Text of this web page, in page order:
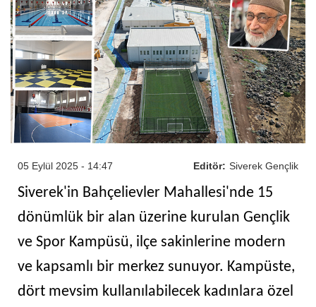
Editör: Siverek Gençlik
05 Eylül 2025 - 14:47
Siverek'in Bahçelievler Mahallesi'nde 15
dönümlük bir alan üzerine kurulan Gençlik
ve Spor Kampüsü, ilçe sakinlerine modern
ve kapsamlı bir merkez sunuyor. Kampüste,
dört mevsim kullanılabilecek kadınlara özel